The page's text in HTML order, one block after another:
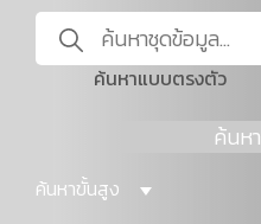
ค้นหาแบบตรงตัว
ค้นหา
ค้นหาขั้นสูง